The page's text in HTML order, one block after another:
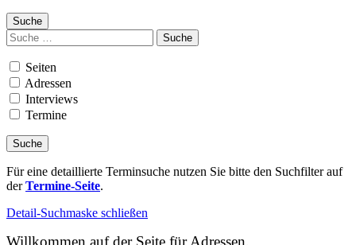
Suche
Suchen
nach:
Seiten
Adressen
Interviews
Termine
Für eine detaillierte Terminsuche nutzen Sie bitte den Suchfilter auf
derTermine-Seite.
Detail-Suchmaske schließen
Willkommen auf der Seite für Adressen,